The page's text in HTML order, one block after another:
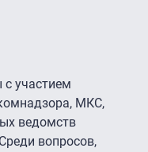
участием
МКС,
ведомств
вопросов,